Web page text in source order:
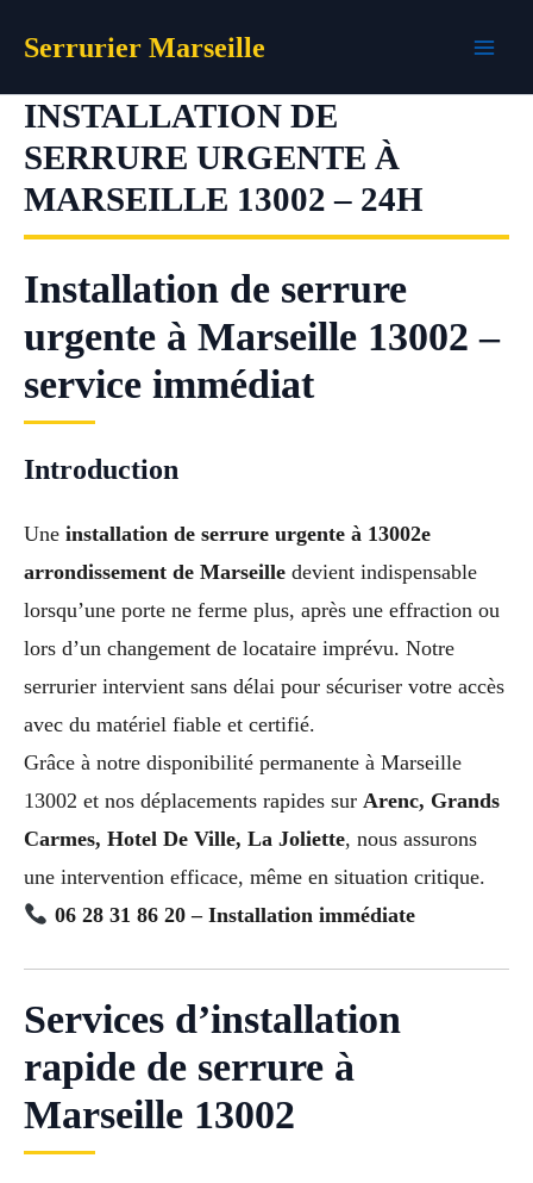
Serrurier Marseille
INSTALLATION DE
SERRURE URGENTE À
MARSEILLE 13002 – 24H
Installation de serrure
urgente à Marseille 13002 –
service immédiat
Introduction
Une installation de serrure urgente à 13002e
arrondissement de Marseille devient indispensable
lorsqu’une porte ne ferme plus, après une effraction ou
lors d’un changement de locataire imprévu. Notre
serrurier intervient sans délai pour sécuriser votre accès
avec du matériel fiable et certifié.
Grâce à notre disponibilité permanente à Marseille
13002 et nos déplacements rapides sur Arenc, Grands
Carmes, Hotel De Ville, La Joliette, nous assurons
une intervention efficace, même en situation critique.
06 28 31 86 20 – Installation immédiate
Services d’installation
rapide de serrure à
Marseille 13002